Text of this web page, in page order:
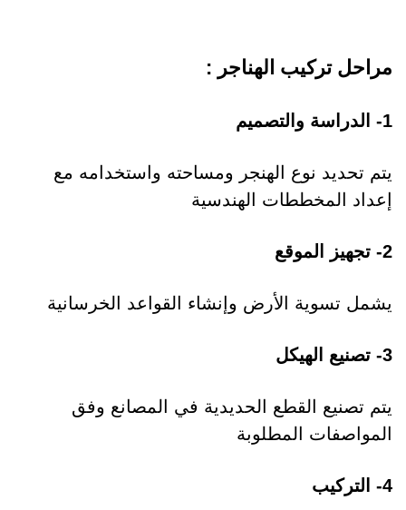
مراحل تركيب الهناجر :
1- الدراسة والتصميم
يتم تحديد نوع الهنجر ومساحته واستخدامه مع
إعداد المخططات الهندسية
2- تجهيز الموقع
يشمل تسوية الأرض وإنشاء القواعد الخرسانية
3- تصنيع الهيكل
يتم تصنيع القطع الحديدية في المصانع وفق
المواصفات المطلوبة
4- التركيب